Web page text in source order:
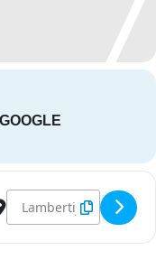
- Boerenkoolmaaltijd
Destination Address -